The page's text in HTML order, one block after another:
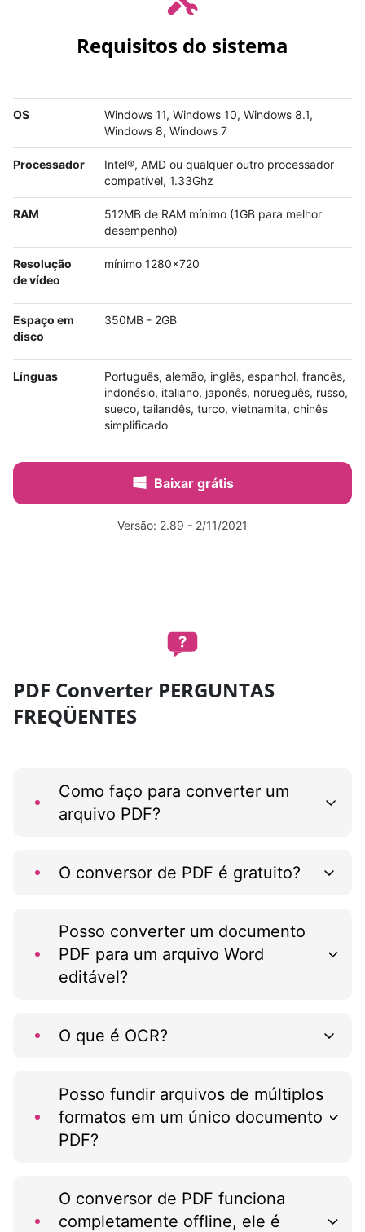
Requisitos do sistema
OS
Windows 11, Windows 10, Windows 8.1,
Windows 8, Windows 7
Processador
Intel®, AMD ou qualquer outro processador
compatível, 1.33Ghz
RAM
512MB de RAM mínimo (1GB para melhor
desempenho)
Resolução
de vídeo
mínimo 1280x720
Espaço em
disco
350MB - 2GB
Línguas
Português, alemão, inglês, espanhol, francês,
indonésio, italiano, japonês, norueguês, russo,
sueco, tailandês, turco, vietnamita, chinês
simplificado
Baixar grátis
Versão: 2.89 - 2/11/2021
PDF Converter PERGUNTAS
FREQÜENTES
Como faço para converter um
arquivo PDF?
O conversor de PDF é gratuito?
Posso converter um documento
PDF para um arquivo Word
editável?
O que é OCR?
Posso fundir arquivos de múltiplos
formatos em um único documento
PDF?
O conversor de PDF funciona
completamente offline, ele é